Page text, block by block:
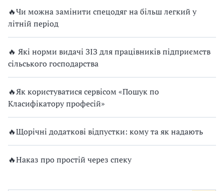
🔥Чи можна замінити спецодяг на більш легкий у
літній період
🔥 Які норми видачі ЗІЗ для працівників підприємств
сільського господарства
🔥Як користуватися сервісом «Пошук по
Класифікатору професій»
🔥Щорічні додаткові відпустки: кому та як надають
🔥Наказ про простій через спеку